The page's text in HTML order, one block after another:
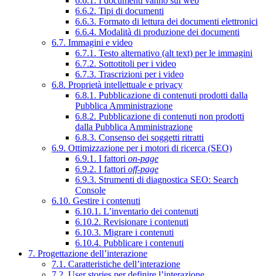
6.6.2. Tipi di documenti
6.6.3. Formato di lettura dei documenti elettronici
6.6.4. Modalità di produzione dei documenti
6.7. Immagini e video
6.7.1. Testo alternativo (alt text) per le immagini
6.7.2. Sottotitoli per i video
6.7.3. Trascrizioni per i video
6.8. Proprietà intellettuale e privacy
6.8.1. Pubblicazione di contenuti prodotti dalla
Pubblica Amministrazione
6.8.2. Pubblicazione di contenuti non prodotti
dalla Pubblica Amministrazione
6.8.3. Consenso dei soggetti ritratti
6.9. Ottimizzazione per i motori di ricerca (SEO)
6.9.1. I fattori on-page
6.9.2. I fattori off-page
6.9.3. Strumenti di diagnostica SEO: Search
Console
6.10. Gestire i contenuti
6.10.1. L’inventario dei contenuti
6.10.2. Revisionare i contenuti
6.10.3. Migrare i contenuti
6.10.4. Pubblicare i contenuti
7. Progettazione dell’interazione
7.1. Caratteristiche dell’interazione